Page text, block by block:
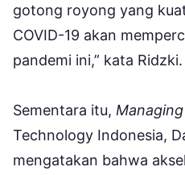
gotong royong yang
COVID-19 akan
pandemi ini,” kata Ridzki.
Sementara itu,
Technology Indonesia,
mengatakan bahwa